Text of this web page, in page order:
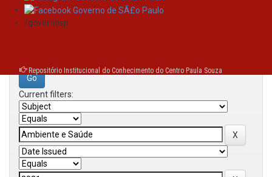
/governosp
Repositório Institucional do Conhecimento do Centro Paula Souza
Search:
Current filters: